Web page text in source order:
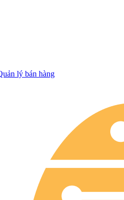
lý bán hàng